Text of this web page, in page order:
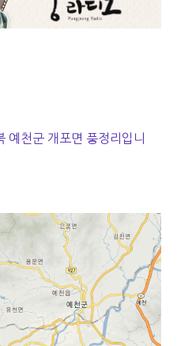
예천군 개포면 풍정리입니